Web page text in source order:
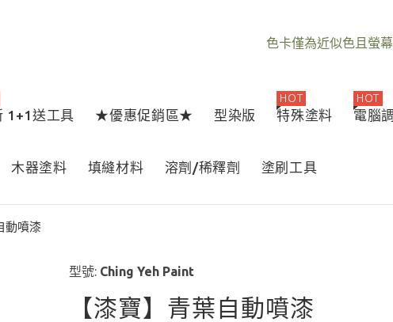
色卡僅為近似色且螢
1+1送工具 ★優惠促銷區★ 型染版 特殊塗料
HOT
電腦
HOT
木器塗料 填縫材料 溶劑/稀釋劑 塗刷工具
動噴漆
型號: Ching Yeh Paint
【漆寶】青葉自動噴漆